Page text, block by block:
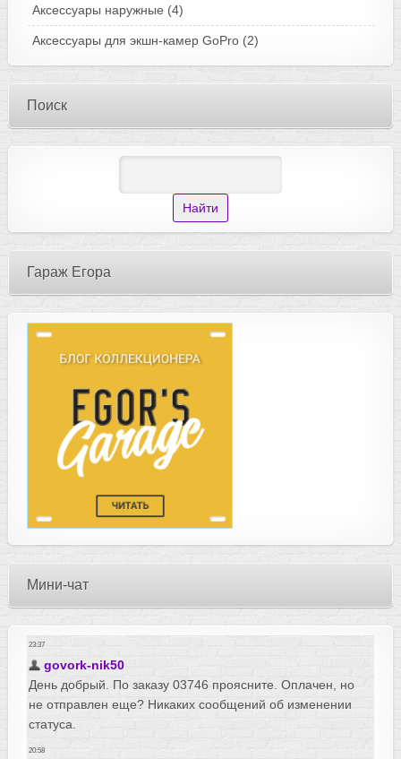
Аксессуары наружные (4)
Аксессуары для экшн-камер GoPro (2)
Поиск
Гараж Егора
Мини-чат